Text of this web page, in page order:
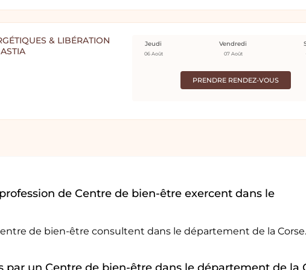
& LIBÉRATION
PRENDRE RENDEZ-VOUS
Jeudi
06 Août
Vendredi
07 Août
de Centre de bien-être exercent dans le
de bien-être consultent dans le département de la Corse.